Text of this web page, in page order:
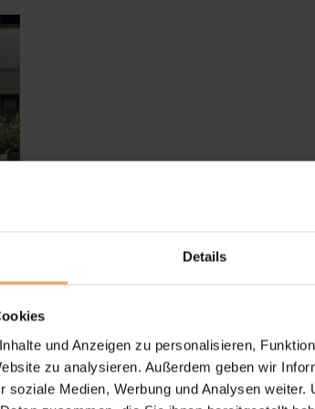
Details
und Anzeigen zu personalisieren,
zu analysieren. Außerdem geben wir
soziale Medien, Werbung und Analysen